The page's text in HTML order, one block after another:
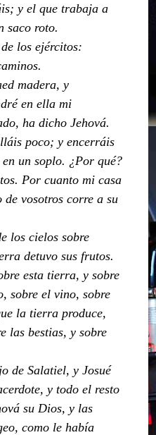
y el que trabaja a
saco roto.
los ejércitos:
madera, y
en ella mi
ha dicho Jehová.
poco; y encerráis
un soplo. ¿Por qué?
Por cuanto mi casa
de vosotros corre a su
los cielos sobre
detuvo sus frutos.
esta tierra, y sobre
sobre el vino, sobre
la tierra produce,
las bestias, y sobre
de Salatiel, y Josué
y todo el resto
su Dios, y las
como le había